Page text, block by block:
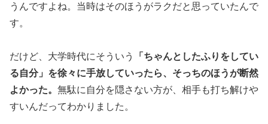
うんですよね。当時はそのほうがラクだと思っていたんで
す。
だけど、大学時代にそういう
「ちゃんとしたふりをしてい
る自分」を徐々に手放していったら、そっちのほうが断然
よかった。 無駄に自分を隠さない方が、相手も打ち解けや
すいんだってわかりました。